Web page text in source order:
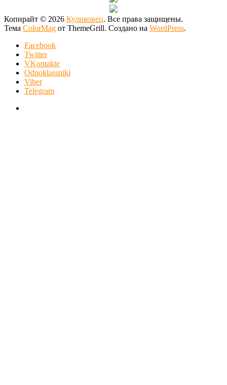
Копирайт © 2026 Куликовец. Все права защищены.
Тема ColorMag от ThemeGrill. Создано на WordPress.
Facebook
Twitter
VKontakte
Odnoklassniki
Viber
Telegram